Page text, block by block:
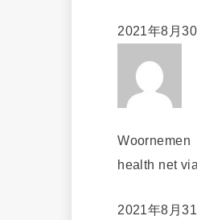
2021年8月
Woornemen
health net
2021年8月